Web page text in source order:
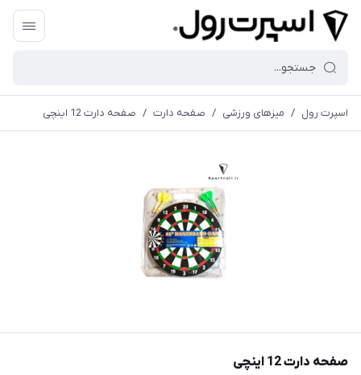
اسپرت رول / میزهای ورزشی / صفحه دارت / صفحه دارت 12 اینچی
صفحه دارت 12 اینچی